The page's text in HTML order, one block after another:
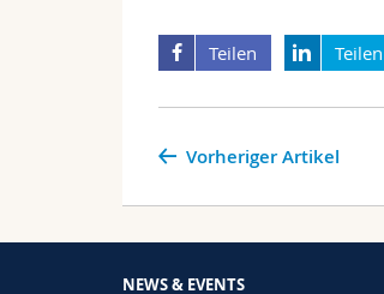
Teilen Teilen
Vorheriger Artikel
NEWS & EVENTS